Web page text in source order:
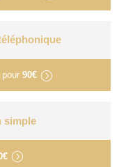
pour 90€
simple